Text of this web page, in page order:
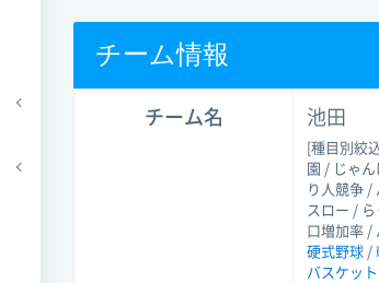
チーム情報
チーム名 池田
[種目別絞
園 / じゃ
り人競争 /
スロー /
口増加率 /
硬式野球 /
バスケッ